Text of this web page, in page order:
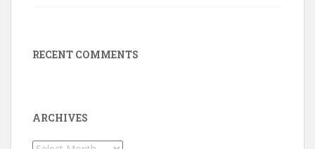
RECENT COMMENTS
ARCHIVES